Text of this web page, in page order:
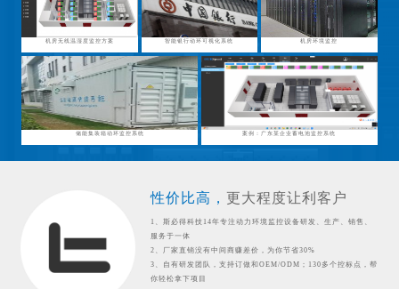
机房无线温湿度监控方案 智能银行动环可视化系统 机房环境监控
储能集装箱动环监控系统 案例：广东某企业蓄电池监控系统
性价比高， 更大程度让利客户
1、斯必得科技14年专注动力环境监控设备研发、生产、销售、
服务于一体
2、厂家直销没有中间商赚差价，为你节省30%
3、自有研发团队，支持订做和OEM/ODM；130多个控标点，帮
你轻松拿下项目